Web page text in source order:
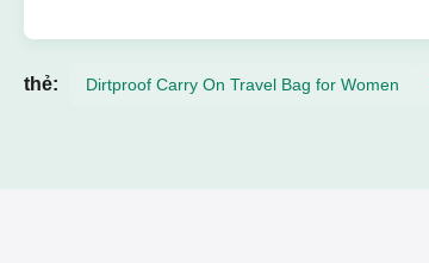
thẻ: Dirtproof Carry On Travel Bag for Women